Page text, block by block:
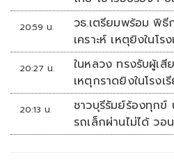
'สิงคโปร์'
20:59 น.
วธ.เตรียมพร้อม พิธี
เคราะห์ เหตุยิงในโร
20:27 น.
ในหลวง ทรงรับผู้เสี
เหตุกราดยิงในโรงเ
เคราะห์
20:13 น.
ชาวบุรีรัมย์ร้องทุกข์
รถเล็กผ่านไม่ได้ วอ